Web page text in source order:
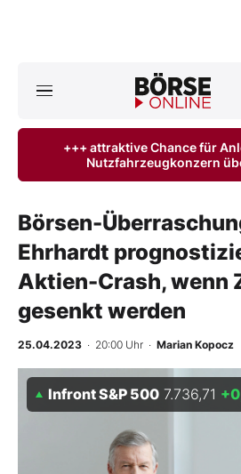
Anlageprodukte
Finanz-Check
Abo & Shop
BO-Musterdepots
Experten
Mein B:O
Mein Konto
+++ attraktive Chance für
Nutzfahrzeugkonzern
Börsen-
Ehrhardt
Aktien-Crash, wenn
gesenkt werden
25.04.2023 · 20:00 Uhr · Marian Kopocz
Infront S&P 500 7.736,71